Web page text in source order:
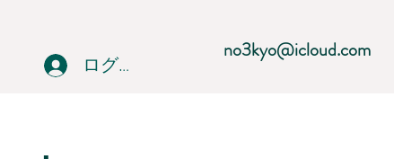
no3kyo@icloud.com
ログイン